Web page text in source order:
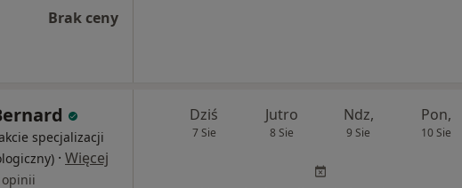
Brak ceny
specjalizacji
· Więcej
opinii
Dziś
7 Sie
Jutro
8 Sie
Ndz,
9 Sie
Pon,
10 Sie